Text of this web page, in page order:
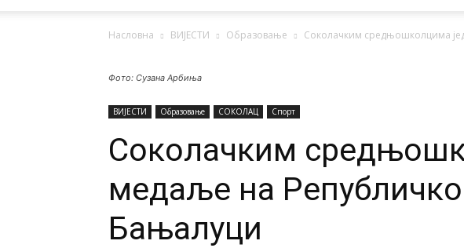
Насловна ВИЈЕСТИ Образовање Соколачким средњошколцима
Фото: Сузана Арбиња
ВИЈЕСТИ Образовање СОКОЛАЦ Спорт
Соколачким
медаље на
Бањалуци